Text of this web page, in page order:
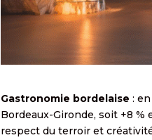
Gastronomie bordelaise :
Bordeaux-Gironde, soit +8
respect du terroir et